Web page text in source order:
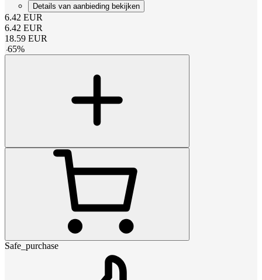
Details van aanbieding bekijken
6.42 EUR
6.42 EUR
18.59 EUR
-65%
Safe_purchase